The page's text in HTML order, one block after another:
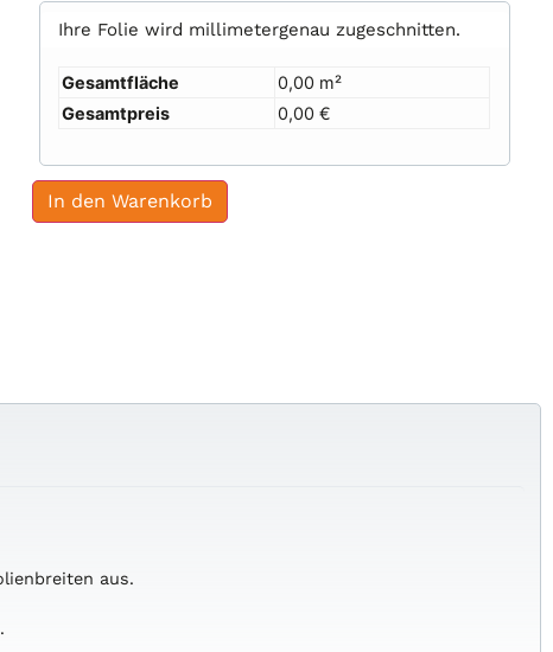
Ihre Folie wird millimetergenau zugeschnitten.
Gesamtfläche
0,00 m²
Gesamtpreis
0,00 €
In den Warenkorb
aus.